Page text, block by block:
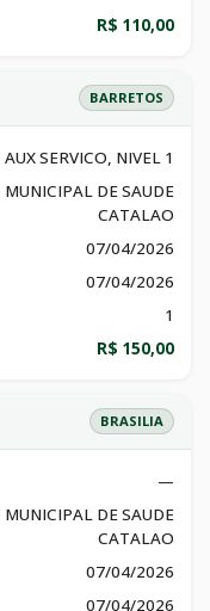
R$ 110,00
BARRETOS
AUX SERVICO, NIVEL 1
MUNICIPAL DE SAUDE
CATALAO
07/04/2026
07/04/2026
1
R$ 150,00
BRASILIA
—
MUNICIPAL DE SAUDE
CATALAO
07/04/2026
07/04/2026